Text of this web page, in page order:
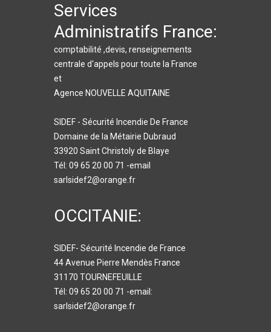
Services
Administratifs France:
comptabilité ,devis, renseignements
centrale d'appels pour toute la France
et
Agence NOUVELLE AQUITAINE
SIDEF - Sécurité Incendie De France
Domaine de la Métairie Dubraud
33920 Saint Christoly de Blaye
Tél: 09 65 20 00 71 -email
sarlsidef2@orange.fr
OCCITANIE:
SIDEF- Sécurité Incendie de France
44 Avenue Pierre Mendès France
31170 TOURNEFEUILLE
Tél: 09 65 20 00 71 -email:
sarlsidef2@orange.fr